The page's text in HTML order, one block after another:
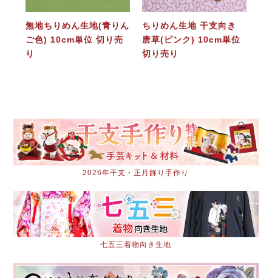
無地ちりめん生地(青りん
ご色) 10cm単位 切り売
り
ちりめん生地 干支向き
唐草(ピンク) 10cm単位
切り売り
2026年干支・正月飾り手作り
七五三着物向き生地